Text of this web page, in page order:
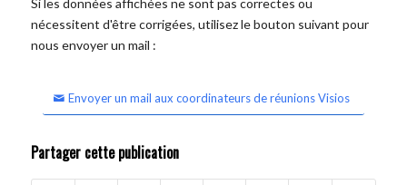
Si les données affichées ne sont pas correctes ou
nécessitent d'être corrigées, utilisez le bouton suivant pour
nous envoyer un mail :
Envoyer un mail aux coordinateurs de réunions Visios
Partager cette publication